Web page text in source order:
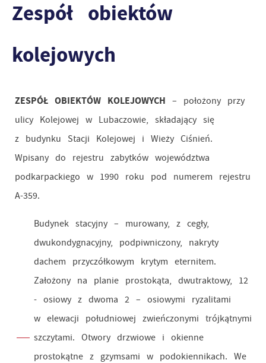
Zespół obiektów
kolejowych
ZESPÓŁ OBIEKTÓW KOLEJOWYCH – położony przy
ulicy Kolejowej w Lubaczowie, składający się
z budynku Stacji Kolejowej i Wieży Ciśnień.
Wpisany do rejestru zabytków województwa
podkarpackiego w 1990 roku pod numerem rejestru
A-359.
Budynek stacyjny – murowany, z cegły,
dwukondygnacyjny, podpiwniczony, nakryty
dachem przyczółkowym krytym eternitem.
Założony na planie prostokąta, dwutraktowy, 12
- osiowy z dwoma 2 – osiowymi ryzalitami
w elewacji południowej zwieńczonymi trójkątnymi
szczytami. Otwory drzwiowe i okienne
prostokątne z gzymsami w podokiennikach. We